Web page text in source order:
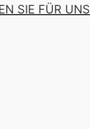
SIE FÜR UNS